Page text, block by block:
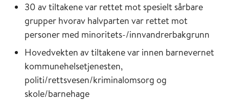
30 av tiltakene var rettet mot spesielt sårbare
grupper hvorav halvparten var rettet mot
personer med minoritets-/innvandrerbakgrunn
Hovedvekten av tiltakene var innen barnevernet
kommunehelsetjenesten,
politi/rettsvesen/kriminalomsorg og
skole/barnehage